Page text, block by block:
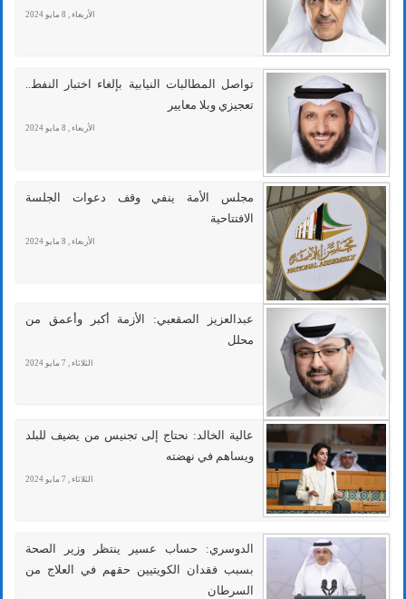
الأربعاء , 8 مايو 2024
تواصل المطالبات النيابية بإلغاء اختبار النفط..
تعجيزي وبلا معايير
الأربعاء , 8 مايو 2024
مجلس الأمة ينفي وقف دعوات الجلسة
الافتتاحية
الأربعاء , 8 مايو 2024
عبدالعزيز الصقعبي: الأزمة أكبر وأعمق من
محلل
الثلاثاء , 7 مايو 2024
عالية الخالد: نحتاج إلى تجنيس من يضيف للبلد
ويساهم في نهضته
الثلاثاء , 7 مايو 2024
الدوسري: حساب عسير ينتظر وزير الصحة
بسبب فقدان الكويتيين حقهم في العلاج من
السرطان